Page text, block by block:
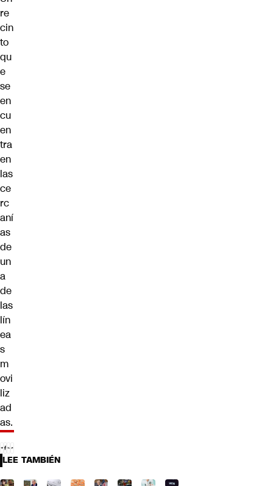
re
cin
to
qu
e
se
en
cu
en
tra
en
las
ce
rc
aní
as
de
un
a
de
las
lín
ea
s
m
ovi
liz
ad
as.
LEE TAMBIÉN